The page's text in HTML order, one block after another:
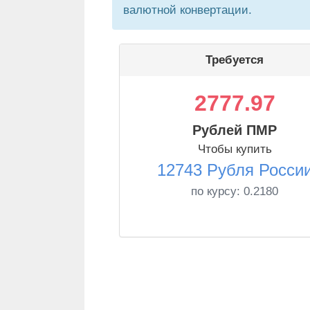
валютной конвертации.
Требуется
2777.97
Рублей ПМР
Чтобы купить
12743 Рубля
по курсу: 0.2180